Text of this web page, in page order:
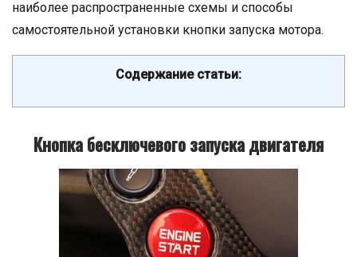
наиболее распространенные схемы и способы
самостоятельной установки кнопки запуска мотора.
Содержание статьи:
Кнопка бесключевого запуска двигателя